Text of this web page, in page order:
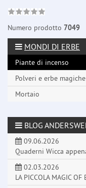
Numero prodotto 7049
MONDI DI ERBE
Piante di incenso
Polveri e erbe magiche
Mortaio
BLOG
09.06.2026
Quaderni Wicca
02.03.2026
LA PICCOLA MAGIC